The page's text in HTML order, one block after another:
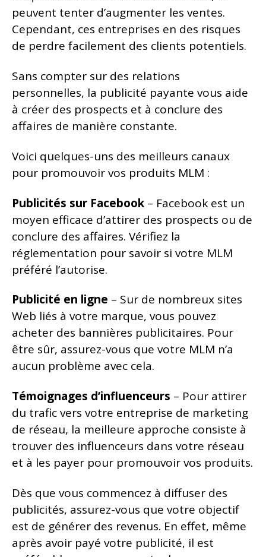
peuvent tenter d’augmenter les ventes.
Cependant, ces entreprises en des risques
de perdre facilement des clients potentiels.
Sans compter sur des relations
personnelles, la publicité payante vous aide
à créer des prospects et à conclure des
affaires de manière constante.
Voici quelques-uns des meilleurs canaux
pour promouvoir vos produits MLM :
Publicités sur Facebook – Facebook est un
moyen efficace d’attirer des prospects ou de
conclure des affaires. Vérifiez la
réglementation pour savoir si votre MLM
préféré l’autorise.
Publicité en ligne – Sur de nombreux sites
Web liés à votre marque, vous pouvez
acheter des bannières publicitaires. Pour
être sûr, assurez-vous que votre MLM n’a
aucun problème avec cela.
Témoignages d’influenceurs – Pour attirer
du trafic vers votre entreprise de marketing
de réseau, la meilleure approche consiste à
trouver des influenceurs dans votre réseau
et à les payer pour promouvoir vos produits.
Dès que vous commencez à diffuser des
publicités, assurez-vous que votre objectif
est de générer des revenus. En effet, même
après avoir payé votre publicité, il est